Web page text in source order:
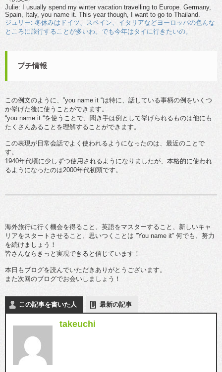
Julie: I usually spend my winter vacation travelling to Europe. Germany,
Spain, Italy, you name it. This year though, I want to go to Thailand.
ジュリー: 冬休みはドイツ、スペイン、イタリアなどヨーロッパの色んな
ところに旅行することが多いわ。でも今年はタイに行きたいの。
プチ情報
この例文のように、”you name it “は特に、話している事柄の例をいくつ
か挙げた後に使うことができます。
“you name it “を使うことで、聞き手は例として挙げられるものは他にも
たくさんあることを理解することができます。
この表現が日常会話でよく使われるようになったのは、最近のことで
す。
1940年代頃に少しずつ使用されるようになりましたが、本格的に使われ
るようになったのは2000年代初頭です。
海外旅行に行く機会を得ること、英語をマスターすること、新しいキャ
リアをスタートさせること、思いつくことは ”You name it” 何でも、努力
を続けましょう！
皆さんならきっと実現できると信じています！
本日もブログを読んでいただきありがとうございます。
また次回のブログでお会いしましょう！
この記事を書いた人 最新の記事
takeuchi